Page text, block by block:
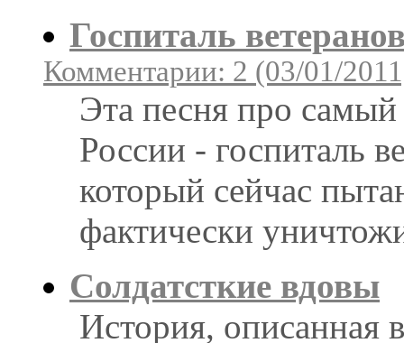
Госпиталь
Комментарии: 2 (03/01/
Эта песня про
России - госпиталь
который сейчас
фактически
Солдатсткие вдовы
История, описанная